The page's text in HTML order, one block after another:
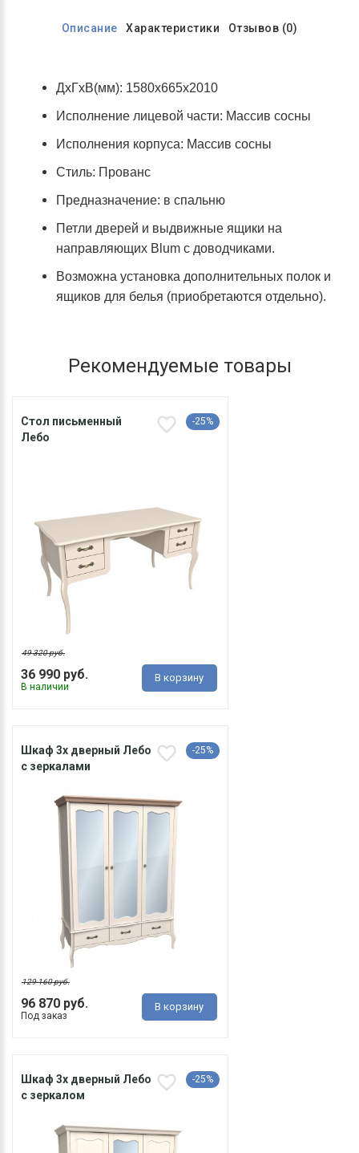
Описание Характеристики Отзывов (0)
ДхГхВ(мм): 1580х665х2010
Исполнение лицевой части: Массив сосны
Исполнения корпуса: Массив сосны
Стиль: Прованс
Предназначение: в спальню
Петли дверей и выдвижные ящики на
направляющих Blum с доводчиками.
Возможна установка дополнительных полок и
ящиков для белья (приобретаются отдельно).
Рекомендуемые товары
Стол письменный
Лебо
-25%
36 990 руб.
49 320 руб.
В наличии
В корзину
Шкаф 3х дверный Лебо
с зеркалами
-25%
96 870 руб.
129 160 руб.
Под заказ
В корзину
Шкаф 3х дверный Лебо
с зеркалом
-25%